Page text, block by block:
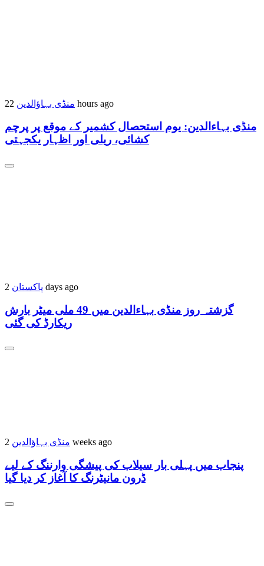
منڈی بہاؤالدین 22 hours ago
منڈی بہاءالدین: یوم استحصال کشمیر کے موقع پر پرچم
کشائی، ریلی اور اظہار یکجہتی
پاکستان 2 days ago
گزشتہ روز منڈی بہاءالدین میں 49 ملی میٹر بارش
ریکارڈ کی گئی
منڈی بہاؤالدین 2 weeks ago
پنجاب میں پہلی بار سیلاب کی پیشگی وارننگ کے لیے
ڈرون مانیٹرنگ کا آغاز کر دیا گیا